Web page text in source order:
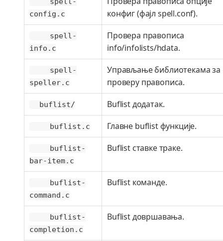
config.c
конфиг (фајл spell.conf).
spell-
info.c
Провера правописа
info/infolists/hdata.
spell-
speller.c
Управљање библиотекама за
проверу правописа.
buflist/ Buflist додатак.
buflist.c Главне buflist функције.
buflist-
bar-item.c
Buflist ставке траке.
buflist-
command.c
Buflist команде.
buflist-
completion.c
Buflist довршавања.